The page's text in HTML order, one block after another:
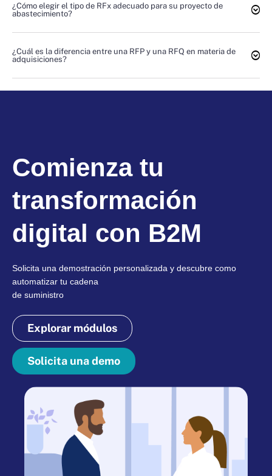
¿Cómo elegir el tipo de RFx adecuado para su proyecto de
abastecimiento?
¿Cuál es la diferencia entre una RFP y una RFQ en materia de
adquisiciones?
Comienza tu
transformación
digital con B2M
Solicita una demostración personalizada y descubre como
automatizar tu cadena
de suministro
Explorar módulos
Solicita una demo